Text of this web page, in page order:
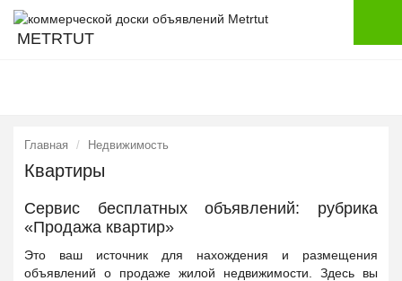
METRTUT
Главная Недвижимость
Квартиры
Сервис бесплатных объявлений: рубрика
«Продажа квартир»
Это ваш источник для нахождения и размещения
объявлений о продаже жилой недвижимости. Здесь вы